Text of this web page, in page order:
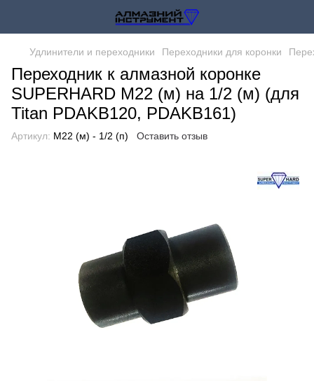
Удлинители и переходники Переходники для коронки
Переходник к алмазной коронке
SUPERHARD М22 (м) на 1/2 (м) (для
Titan PDAKB120, PDAKB161)
Артикул: М22 (м) - 1/2 (п) Оставить отзыв